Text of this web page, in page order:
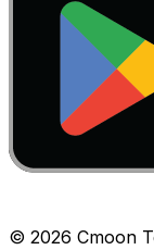
© 2026 Cmoon